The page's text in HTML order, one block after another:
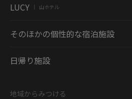
LUCY 山ホテル
そのほかの個性的な宿泊施設
日帰り施設
地域からみつける